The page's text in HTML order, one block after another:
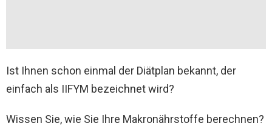
Ist Ihnen schon einmal der Diätplan bekannt, der
einfach als IIFYM bezeichnet wird?
Wissen Sie, wie Sie Ihre Makronährstoffe berechnen?